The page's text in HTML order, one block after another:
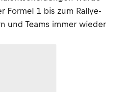
Formel 1 bis zum Rallye-
und Teams immer wieder